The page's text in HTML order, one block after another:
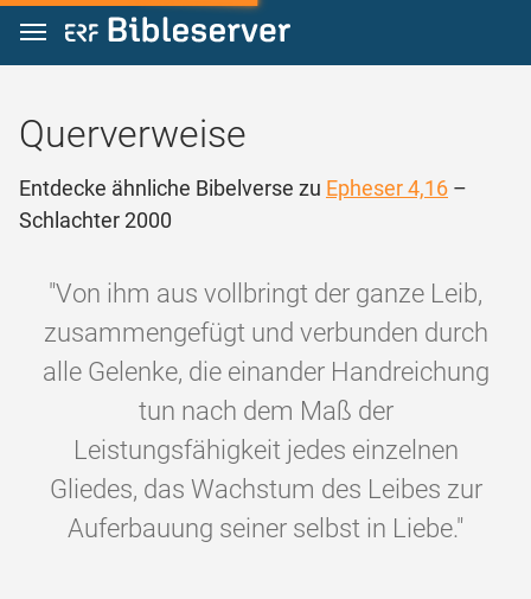
Zum Inhalt springen
Querverweise
Entdecke ähnliche Bibelverse zu Epheser 4,16 –
Schlachter 2000
"Von ihm aus vollbringt der ganze Leib,
zusammengefügt und verbunden durch
alle Gelenke, die einander Handreichung
tun nach dem Maß der
Leistungsfähigkeit jedes einzelnen
Gliedes, das Wachstum des Leibes zur
Auferbauung seiner selbst in Liebe."